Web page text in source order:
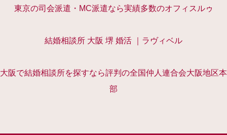
東京の司会派遣・MC派遣なら実績多数のオフィスルゥ
結婚相談所 大阪 堺 婚活 ｜ラヴィベル
大阪で結婚相談所を探すなら評判の全国仲人連合会大阪地区本
部